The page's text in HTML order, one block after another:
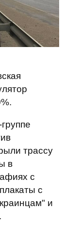
трассу
в
с
с
и